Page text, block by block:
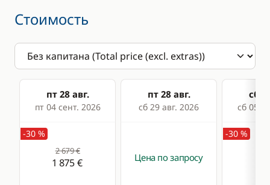
Стоимость
пт 28 авг.
пт 04 сент. 2026
пт 28 авг.
сб 29 авг. 2026
сб
сб 05
-30 %
2 679 €
1 875 € Цена по запросу
-30 %